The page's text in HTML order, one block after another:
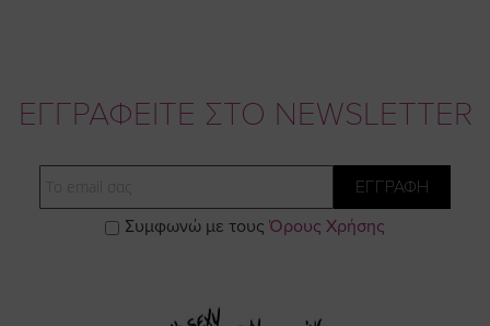
ΕΓΓΡΑΦΕΙΤΕ ΣΤΟ NEWSLETTER
ΕΓΓΡΑΦΗ
Συμφωνώ με τους Όρους Χρήσης